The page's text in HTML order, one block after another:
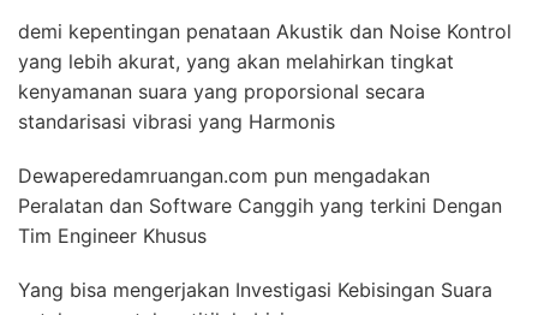
demi kepentingan penataan Akustik dan Noise Kontrol
yang lebih akurat, yang akan melahirkan tingkat
kenyamanan suara yang proporsional secara
standarisasi vibrasi yang Harmonis
Dewaperedamruangan.com pun mengadakan
Peralatan dan Software Canggih yang terkini Dengan
Tim Engineer Khusus
Yang bisa mengerjakan Investigasi Kebisingan Suara